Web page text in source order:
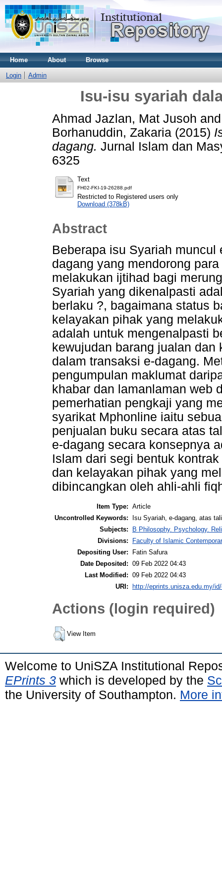
Home About Browse
Login Admin
Isu-isu syariah
Ahmad Jazlan, Mat Jusoh
Borhanuddin, Zakaria (2015)
dagang. Jurnal Islam dan
6325
Text
FH02-FKI-19-26288.pdf
Restricted to Registered users only
Download (378kB)
Abstract
Beberapa isu Syariah
dagang yang mendorong
melakukan ijtihad bagi
Syariah yang dikenalpasti
berlaku ?, bagaimana status
kelayakan pihak yang
adalah untuk mengenalpasti
kewujudan barang jualan
dalam transaksi e-dagang.
pengumpulan maklumat
khabar dan lamanlaman web
pemerhatian pengkaji yang
syarikat Mphonline iaitu
penjualan buku secara atas
e-dagang secara konsepnya
Islam dari segi bentuk
dan kelayakan pihak yang
dibincangkan oleh ahli-ahli
Item Type: Article
Uncontrolled Keywords:
Isu Syariah, e-dagang, atas
Subjects:
B Philosophy. Psychology.
Divisions:
Faculty of Islamic
Depositing User:
Fatin Safura
Date Deposited: 09 Feb 2022 04:43
Last Modified: 09 Feb 2022 04:43
URI:
http://eprints.unisza.edu.my/
Actions (login required)
View Item
Welcome to UniSZA Institutional
EPrints 3 which is developed by the
the University of Southampton. More